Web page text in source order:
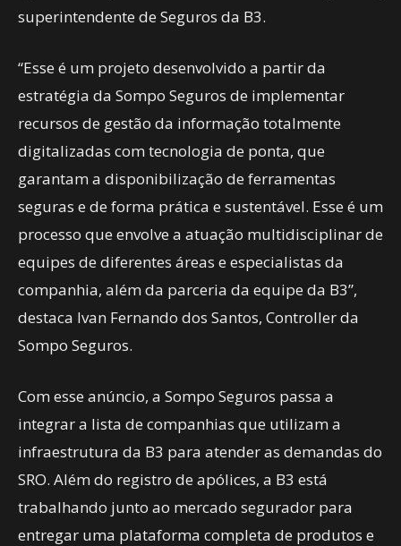
superintendente de Seguros da B3.
“Esse é um projeto desenvolvido a partir da
estratégia da Sompo Seguros de implementar
recursos de gestão da informação totalmente
digitalizadas com tecnologia de ponta, que
garantam a disponibilização de ferramentas
seguras e de forma prática e sustentável. Esse é um
processo que envolve a atuação multidisciplinar de
equipes de diferentes áreas e especialistas da
companhia, além da parceria da equipe da B3”,
destaca Ivan Fernando dos Santos, Controller da
Sompo Seguros.
Com esse anúncio, a Sompo Seguros passa a
integrar a lista de companhias que utilizam a
infraestrutura da B3 para atender as demandas do
SRO. Além do registro de apólices, a B3 está
trabalhando junto ao mercado segurador para
entregar uma plataforma completa de produtos e